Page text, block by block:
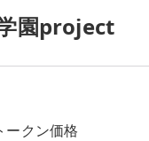
園project
ークン価格